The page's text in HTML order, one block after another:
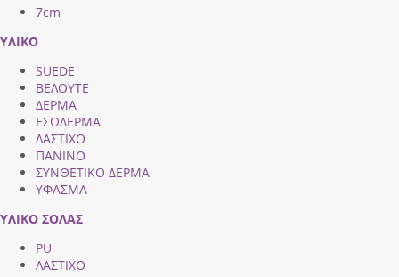
7cm
ΥΛΙΚΟ
SUEDE
ΒΕΛΟΥΤΕ
ΔΕΡΜΑ
ΕΣΩΔΕΡΜΑ
ΛΑΣΤΙΧΟ
ΠΑΝΙΝΟ
ΣΥΝΘΕΤΙΚΟ ΔΕΡΜΑ
ΥΦΑΣΜΑ
ΥΛΙΚΟ ΣΟΛΑΣ
PU
ΛΑΣΤΙΧΟ